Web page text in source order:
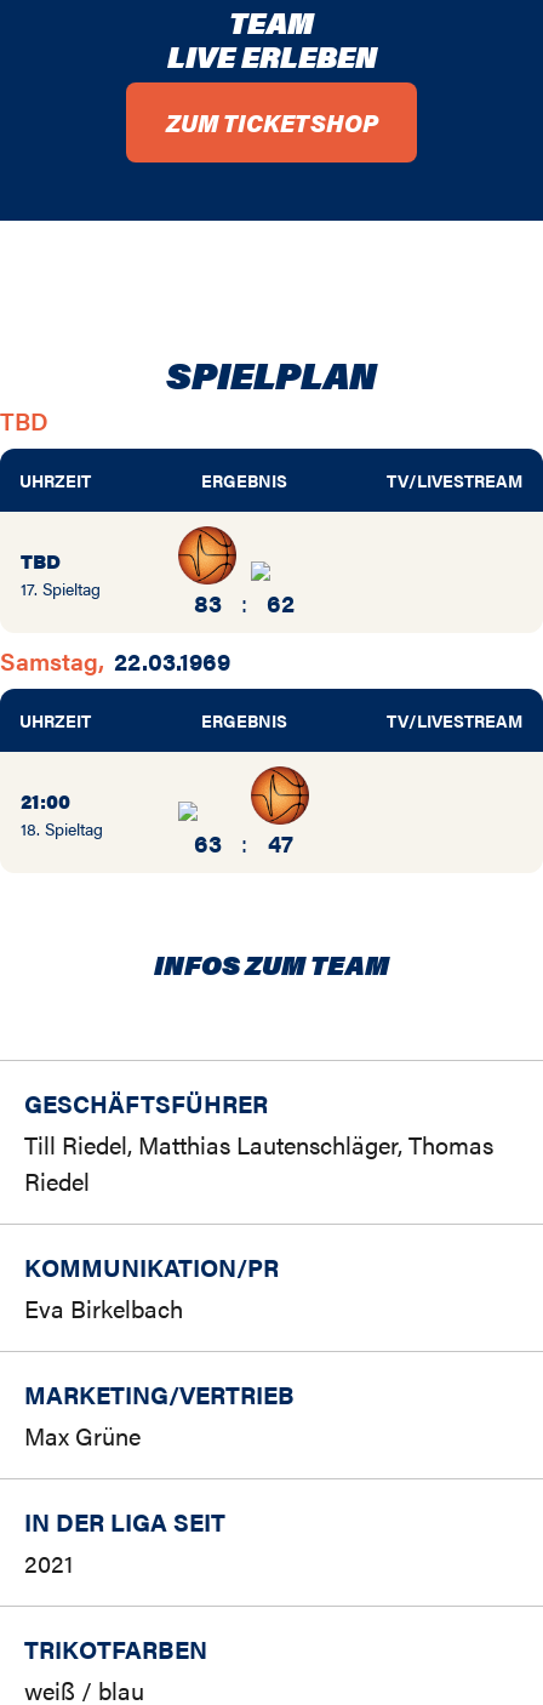
TEAM
LIVE ERLEBEN
ZUM TICKETSHOP
SPIELPLAN
TBD
UHRZEIT ERGEBNIS TV/LIVESTREAM
TBD
17. Spieltag 83 : 62
Samstag, 22.03.1969
UHRZEIT ERGEBNIS TV/LIVESTREAM
21:00
18. Spieltag 63 : 47
INFOS ZUM TEAM
GESCHÄFTSFÜHRER
Till Riedel, Matthias Lautenschläger, Thomas
Riedel
KOMMUNIKATION/PR
Eva Birkelbach
MARKETING/VERTRIEB
Max Grüne
IN DER LIGA SEIT
2021
TRIKOTFARBEN
weiß / blau